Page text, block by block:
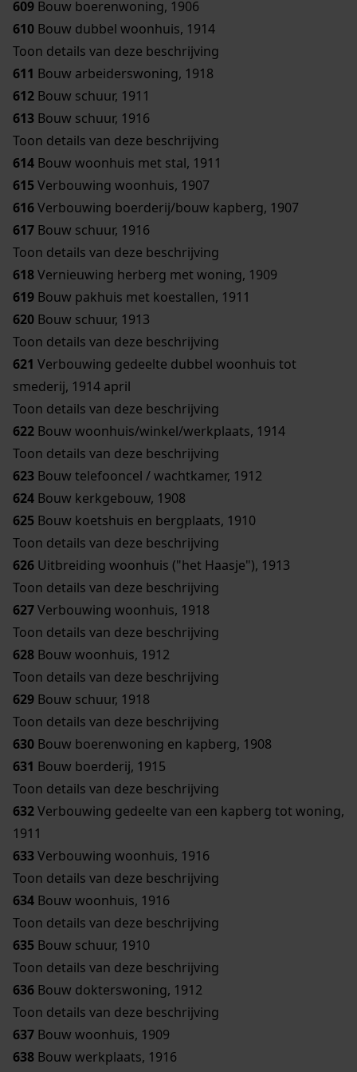
609 Bouw boerenwoning, 1906
610 Bouw dubbel woonhuis, 1914
Toon details van deze beschrijving
611 Bouw arbeiderswoning, 1918
612 Bouw schuur, 1911
613 Bouw schuur, 1916
Toon details van deze beschrijving
614 Bouw woonhuis met stal, 1911
615Verbouwing woonhuis, 1907
616Verbouwing boerderij/bouw kapberg, 1907
617 Bouw schuur, 1916
Toon details van deze beschrijving
618Vernieuwing herberg met woning, 1909
619 Bouw pakhuis met koestallen, 1911
620 Bouw schuur, 1913
Toon details van deze beschrijving
621 Verbouwing gedeelte dubbel woonhuis tot
smederij, 1914 april
Toon details van deze beschrijving
622 Bouw woonhuis/winkel/werkplaats, 1914
Toon details van deze beschrijving
623 Bouw telefooncel / wachtkamer, 1912
624 Bouw kerkgebouw, 1908
625 Bouw koetshuis en bergplaats, 1910
Toon details van deze beschrijving
626 Uitbreiding woonhuis ("het Haasje"), 1913
Toon details van deze beschrijving
627Verbouwing woonhuis, 1918
Toon details van deze beschrijving
628 Bouw woonhuis, 1912
Toon details van deze beschrijving
629 Bouw schuur, 1918
Toon details van deze beschrijving
630 Bouw boerenwoning en kapberg, 1908
631 Bouw boerderij, 1915
Toon details van deze beschrijving
632Verbouwing gedeelte van een kapberg tot woning,
1911
633Verbouwing woonhuis, 1916
Toon details van deze beschrijving
634 Bouw woonhuis, 1916
Toon details van deze beschrijving
635 Bouw schuur, 1910
Toon details van deze beschrijving
636 Bouw dokterswoning, 1912
Toon details van deze beschrijving
637 Bouw woonhuis, 1909
638 Bouw werkplaats, 1916